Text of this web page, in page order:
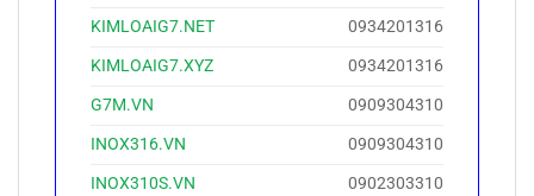
KIMLOAIG7.NET
0934201316
KIMLOAIG7.XYZ
0934201316
G7M.VN
0909304310
INOX316.VN
0909304310
INOX310S.VN
0902303310